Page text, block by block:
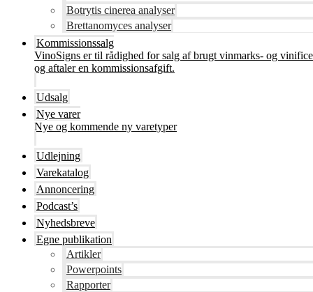
Botrytis cinerea analyser
Brettanomyces analyser
Kommissionssalg
VinoSigns er til rådighed for salg af brugt vinmarks- og
og aftaler en kommissionsafgift.
Udsalg
Nye varer
Nye og kommende ny varetyper
Udlejning
Varekatalog
Annoncering
Podcast’s
Nyhedsbreve
Egne publikation
Artikler
Powerpoints
Rapporter